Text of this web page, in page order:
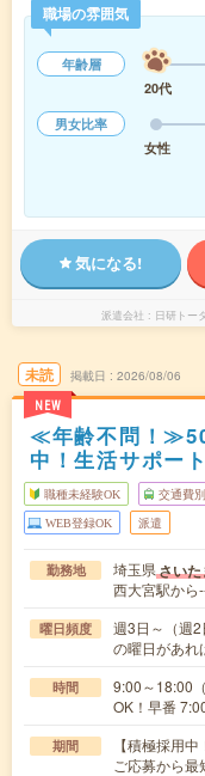
職場の雰囲気
年齢層
20代
男女比率
女性
気になる!
派遣会社 日研トー
未読
NEW
掲載日 2026/08/06
≪年齢不問！
中！生活サポート
職種未経験OK 交通費
WEB登録OK 派遣
勤務地 埼玉県さい
西大宮駅から
曜日頻度
週3日～（週
の曜日があれ
時間
9:00～18:00
OK！早番
期間
【積極採用
ご応募から最